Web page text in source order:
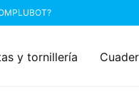
y tornillería